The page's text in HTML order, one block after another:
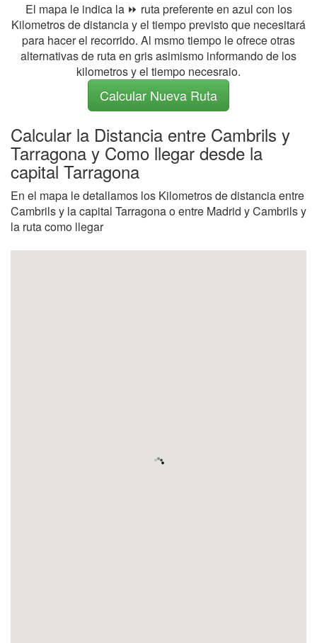
El mapa le indica la ⏩ ruta preferente en azul con los
Kilometros de distancia y el tiempo previsto que necesitará
para hacer el recorrido. Al msmo tiempo le ofrece otras
alternativas de ruta en gris asimismo informando de los
kilometros y el tiempo necesraio.
Calcular Nueva Ruta
Calcular la Distancia entre Cambrils y
Tarragona y Como llegar desde la
capital Tarragona
En el mapa le detallamos los Kilometros de distancia entre
Cambrils y la capital Tarragona o entre Madrid y Cambrils y
la ruta como llegar